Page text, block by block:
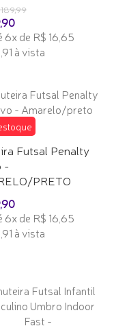
6x de R$ 16,65
à vista
Futsal Penalty
-
PRETO
6x de R$ 16,65
à vista